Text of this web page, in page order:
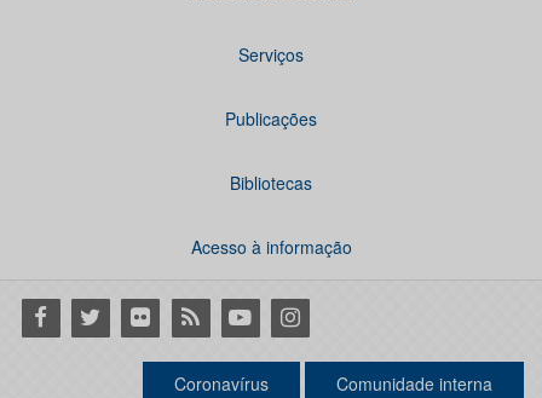
Serviços
Publicações
Bibliotecas
Acesso à informação
Facebook
Twitter Flickr RSS YoutubeInstagram
Coronavírus Comunidade interna